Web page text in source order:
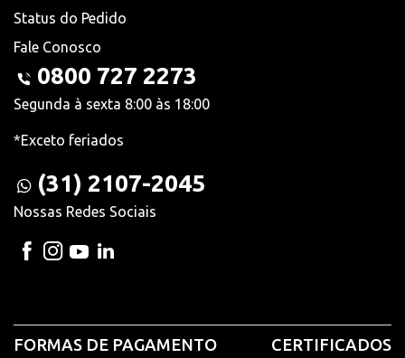
Status do Pedido
Fale Conosco
0800 727 2273
Segunda à sexta 8:00 às 18:00
*Exceto feriados
(31) 2107-2045
Nossas Redes Sociais
FORMAS DE PAGAMENTO CERTIFICADOS